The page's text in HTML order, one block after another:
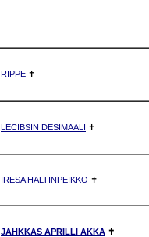
RIPPE ✝
LECIBSIN DESIMAALI ✝
IRESA HALTINPEIKKO ✝
JAHKKAS APRILLI AKKA ✝